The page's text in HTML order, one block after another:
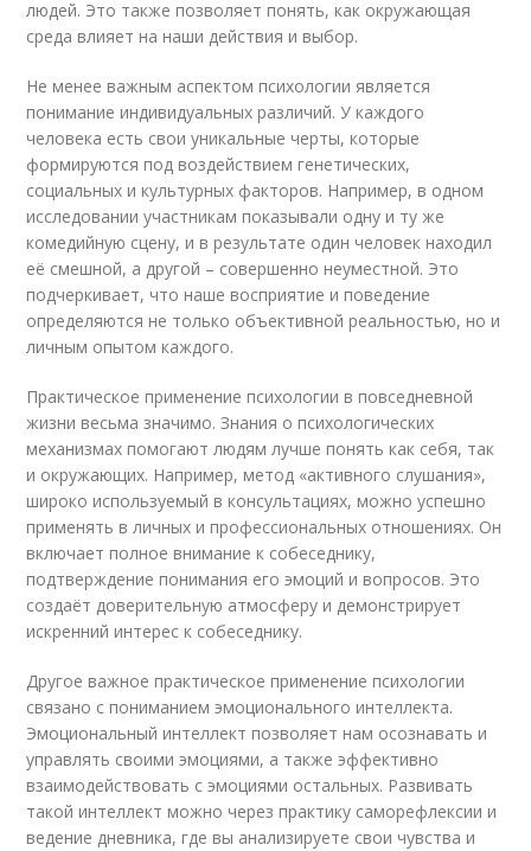
людей. Это также позволяет понять, как окружающая
среда влияет на наши действия и выбор.
Не менее важным аспектом психологии является
понимание индивидуальных различий. У каждого
человека есть свои уникальные черты, которые
формируются под воздействием генетических,
социальных и культурных факторов. Например, в одном
исследовании участникам показывали одну и ту же
комедийную сцену, и в результате один человек находил
её смешной, а другой – совершенно неуместной. Это
подчеркивает, что наше восприятие и поведение
определяются не только объективной реальностью, но и
личным опытом каждого.
Практическое применение психологии в повседневной
жизни весьма значимо. Знания о психологических
механизмах помогают людям лучше понять как себя, так
и окружающих. Например, метод «активного слушания»,
широко используемый в консультациях, можно успешно
применять в личных и профессиональных отношениях. Он
включает полное внимание к собеседнику,
подтверждение понимания его эмоций и вопросов. Это
создаёт доверительную атмосферу и демонстрирует
искренний интерес к собеседнику.
Другое важное практическое применение психологии
связано с пониманием эмоционального интеллекта.
Эмоциональный интеллект позволяет нам осознавать и
управлять своими эмоциями, а также эффективно
взаимодействовать с эмоциями остальных. Развивать
такой интеллект можно через практику саморефлексии и
ведение дневника, где вы анализируете свои чувства и